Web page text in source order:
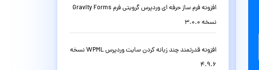
افزونه فرم ساز حرفه ای وردپرس گرویتی فرم Gravity Forms
نسخه 3.0.0
افزونه قدرتمند چند زبانه کردن سایت وردپرس WPML نسخه
4.9.6